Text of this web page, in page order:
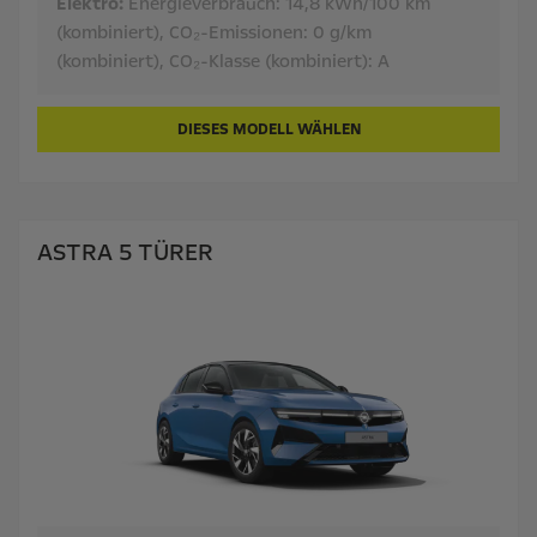
(kombiniert), CO₂-Emissionen: 0 g/km
(kombiniert), CO₂-Klasse (kombiniert): A
DIESES MODELL WÄHLEN
ASTRA 5 TÜRER